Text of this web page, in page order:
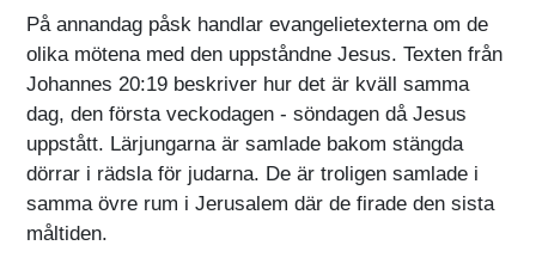
På annandag påsk handlar evangelietexterna om de
olika mötena med den uppståndne Jesus. Texten från
Johannes 20:19 beskriver hur det är kväll samma
dag, den första veckodagen - söndagen då Jesus
uppstått. Lärjungarna är samlade bakom stängda
dörrar i rädsla för judarna. De är troligen samlade i
samma övre rum i Jerusalem där de firade den sista
måltiden.